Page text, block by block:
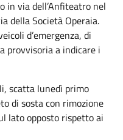
in via dell’Anfiteatro nel
della Società Operaia.
d’emergenza, di
provvisoria a indicare i
scatta lunedì primo
di sosta con rimozione
lato opposto rispetto ai